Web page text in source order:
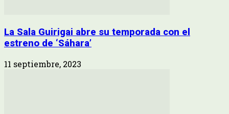
La Sala Guirigai abre su temporada con el
estreno de ‘Sáhara’
11 septiembre, 2023